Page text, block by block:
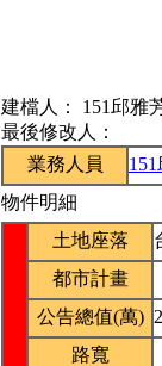
建檔人： 151邱雅
最後修改人：
業務人員
物件明細
土地座落
都市計畫
公告總值(萬)
路寬